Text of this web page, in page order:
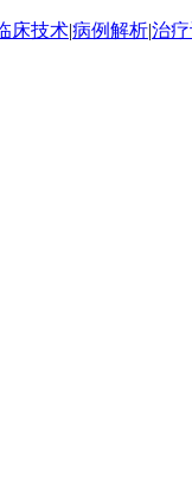
床技术|病例解析|治